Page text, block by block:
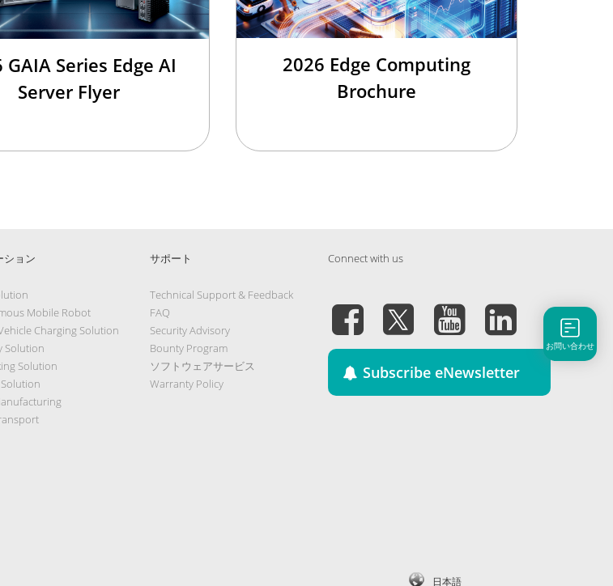
GAIA Series Edge AI
Server Flyer
2026 Edge Computing
Brochure
ション
Mobile Robot
Charging Solution
Solution
Solution
サポート
Technical Support & Feedback
FAQ
Security Advisory
Bounty Program
ソフトウェアサービス
Warranty Policy
Connect with us
Subscribe eNewsletter
日本語
お問い合わせ